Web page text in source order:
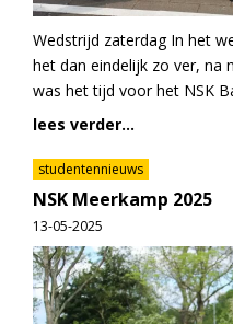
Wedstrijd zaterdag In het
het dan eindelijk zo ver, na
was het tijd voor het NSK
lees verder...
studentennieuws
NSK Meerkamp 2025
13-05-2025